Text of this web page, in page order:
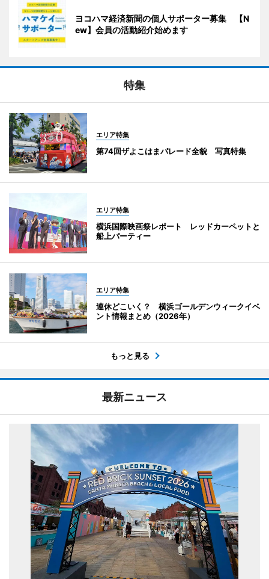
ヨコハマ経済新聞の個人サポーター募集 【N
ew】会員の活動紹介始めます
特集
エリア特集
第74回ザよこはまパレード全貌 写真特集
エリア特集
横浜国際映画祭レポート レッドカーペットと
船上パーティー
エリア特集
連休どこいく？ 横浜ゴールデンウィークイベ
ント情報まとめ（2026年）
もっと見る
最新ニュース